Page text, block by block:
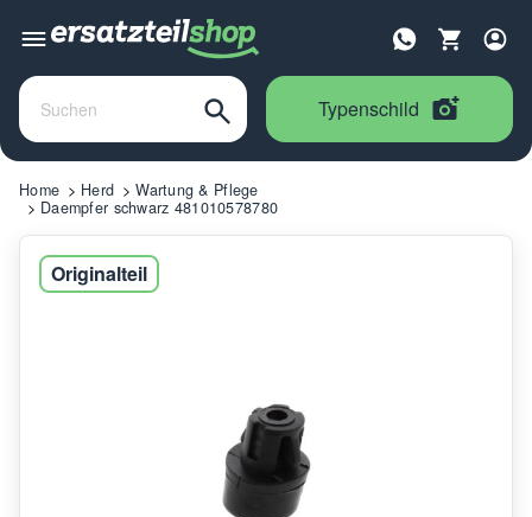
Typenschild
Home Herd
Wartung & Pflege
Daempfer schwarz 481010578780
Originalteil